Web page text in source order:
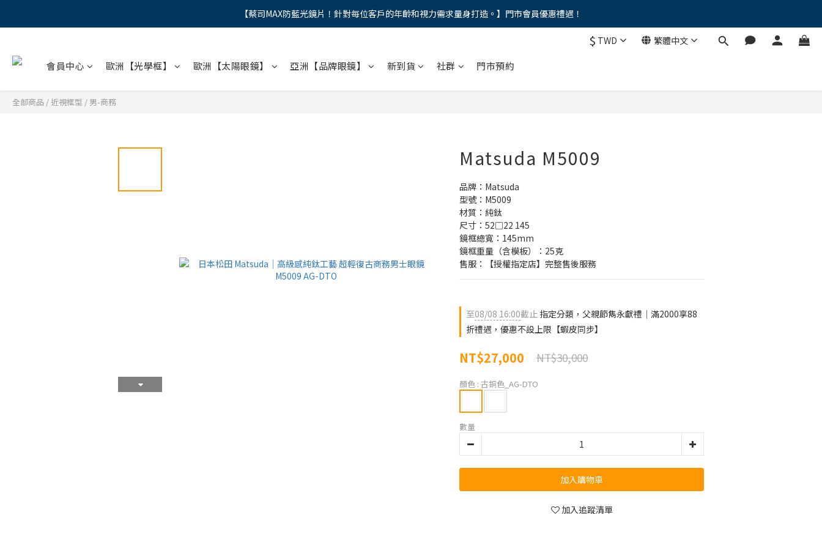
"馬年新章續寫，視界品味進階，限時禮遇 9 折無上限，12期分期免手續費。。
【蔡司MAX防藍光鏡片！針對每位客戶的年齡和視力需求量身打造。】門市會員優惠禮遇！
$ TWD 繁體中文
會員中心 歐洲【光學框】 歐洲【太陽眼鏡】 亞洲【品牌眼鏡】 新到貨 社群 門市預約
全部商品 / 近視框型 / 男-商務
Matsuda M5009
品牌：Matsuda
型號：M5009
材質：純鈦
尺寸：52□22 145
鏡框總寬：145mm
鏡框重量（含模板）：25克
售服：【授權指定店】完整售後服務
至08/08 16:00截止 指定分類，父親節雋永獻禮｜滿2000享88
折禮遇，優惠不設上限【蝦皮同步】
NT$27,000 NT$30,000
顏色 : 古銅色_AG-DTO
數量
加入購物車
加入追蹤清單